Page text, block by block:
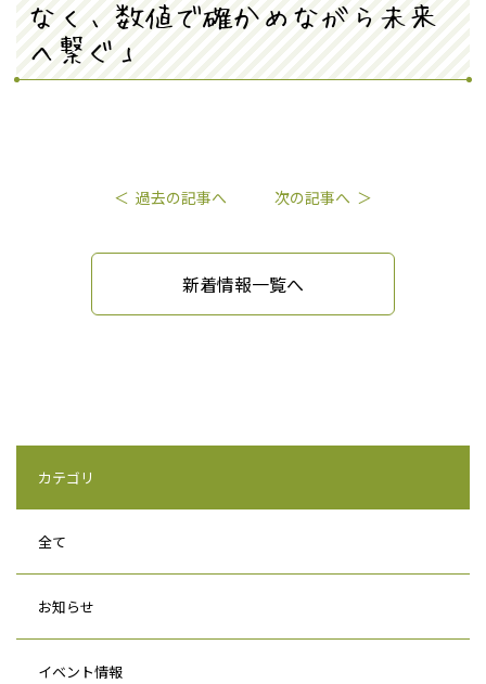
なく、数値で確かめながら未来
へ繋ぐ」
過去の記事へ 次の記事へ
新着情報一覧へ
カテゴリ
全て
お知らせ
イベント情報